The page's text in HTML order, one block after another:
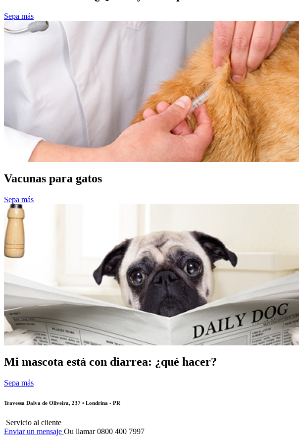
Sepa más
Vacunas para gatos
Sepa más
Mi mascota está con diarrea: ¿qué hacer?
Sepa más
Travessa Dalva de Oliveira, 237 • Londrina - PR
Servicio al cliente
Enviar un mensaje Ou llamar 0800 400 7997